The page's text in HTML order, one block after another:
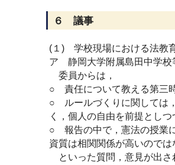
６ 議事
(１) 学校現場における法教
ア 静岡大学附属島田中学校
委員からは，
○ 責任について教える第三
○ ルールづくりに関しては
く，個人の自由を前提とし
○ 報告の中で，憲法の授業
資質は相関関係が高いので
といった質問，意見が出さ